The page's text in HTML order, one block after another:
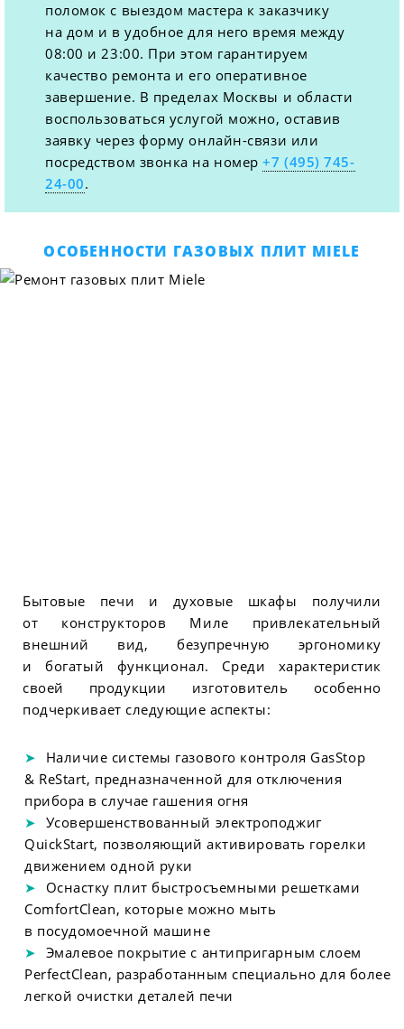
поломок с выездом мастера к заказчику
на дом и в удобное для него время между
08:00 и 23:00. При этом гарантируем
качество ремонта и его оперативное
завершение. В пределах Москвы и области
воспользоваться услугой можно, оставив
заявку через форму онлайн-связи или
посредством звонка на номер+7 (495) 745-
24-00.
ОСОБЕННОСТИ ГАЗОВЫХ ПЛИТ MIELE
Бытовые печи и духовые шкафы получили
от конструкторов Миле привлекательный
внешний вид, безупречную эргономику
и богатый функционал. Среди характеристик
своей продукции изготовитель особенно
подчеркивает следующие аспекты:
Наличие системы газового контроля GasStop
& ReStart, предназначенной для отключения
прибора в случае гашения огня
Усовершенствованный электроподжиг
QuickStart, позволяющий активировать горелки
движением одной руки
Оснастку плит быстросъемными решетками
ComfortClean, которые можно мыть
в посудомоечной машине
Эмалевое покрытие с антипригарным слоем
PerfectClean, разработанным специально для более
легкой очистки деталей печи